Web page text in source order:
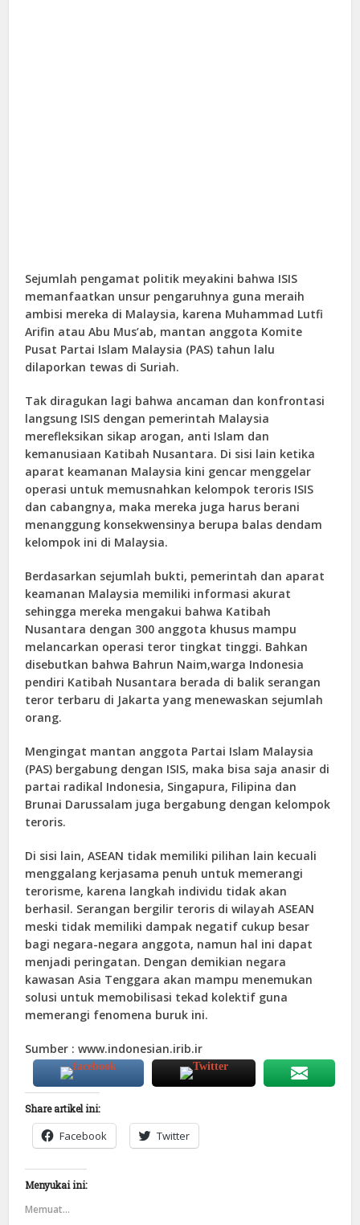
Sejumlah pengamat politik meyakini bahwa ISIS
memanfaatkan unsur pengaruhnya guna meraih
ambisi mereka di Malaysia, karena Muhammad Lutfi
Arifin atau Abu Mus’ab, mantan anggota Komite
Pusat Partai Islam Malaysia (PAS) tahun lalu
dilaporkan tewas di Suriah.
Tak diragukan lagi bahwa ancaman dan konfrontasi
langsung ISIS dengan pemerintah Malaysia
merefleksikan sikap arogan, anti Islam dan
kemanusiaan Katibah Nusantara. Di sisi lain ketika
aparat keamanan Malaysia kini gencar menggelar
operasi untuk memusnahkan kelompok teroris ISIS
dan cabangnya, maka mereka juga harus berani
menanggung konsekwensinya berupa balas dendam
kelompok ini di Malaysia.
Berdasarkan sejumlah bukti, pemerintah dan aparat
keamanan Malaysia memiliki informasi akurat
sehingga mereka mengakui bahwa Katibah
Nusantara dengan 300 anggota khusus mampu
melancarkan operasi teror tingkat tinggi. Bahkan
disebutkan bahwa Bahrun Naim,warga Indonesia
pendiri Katibah Nusantara berada di balik serangan
teror terbaru di Jakarta yang menewaskan sejumlah
orang.
Mengingat mantan anggota Partai Islam Malaysia
(PAS) bergabung dengan ISIS, maka bisa saja anasir di
partai radikal Indonesia, Singapura, Filipina dan
Brunai Darussalam juga bergabung dengan kelompok
teroris.
Di sisi lain, ASEAN tidak memiliki pilihan lain kecuali
menggalang kerjasama penuh untuk memerangi
terorisme, karena langkah individu tidak akan
berhasil. Serangan bergilir teroris di wilayah ASEAN
meski tidak memiliki dampak negatif cukup besar
bagi negara-negara anggota, namun hal ini dapat
menjadi peringatan. Dengan demikian negara
kawasan Asia Tenggara akan mampu menemukan
solusi untuk memobilisasi tekad kolektif guna
memerangi fenomena buruk ini.
Sumber : www.indonesian.irib.ir
Share artikel ini:
Facebook Twitter
Menyukai ini:
Memuat...